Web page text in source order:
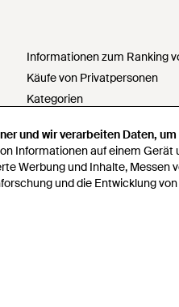
und wir verarbeiten Daten,
Informationen auf einem Gerät
Werbung und Inhalte, Messen
und die Entwicklung
Informationen zum Ranking
Käufe von Privatpersonen
Kategorien
Meine personenbezogenen
weitergeben
Erklärung zur modernen